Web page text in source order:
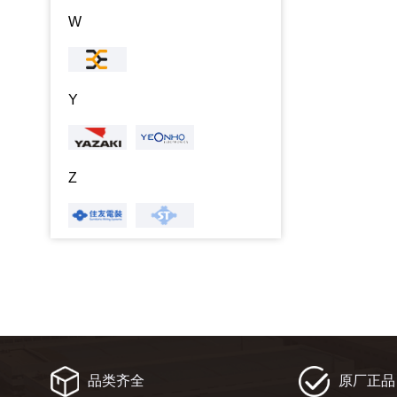
W
Y
Z
品类齐全 原厂正品